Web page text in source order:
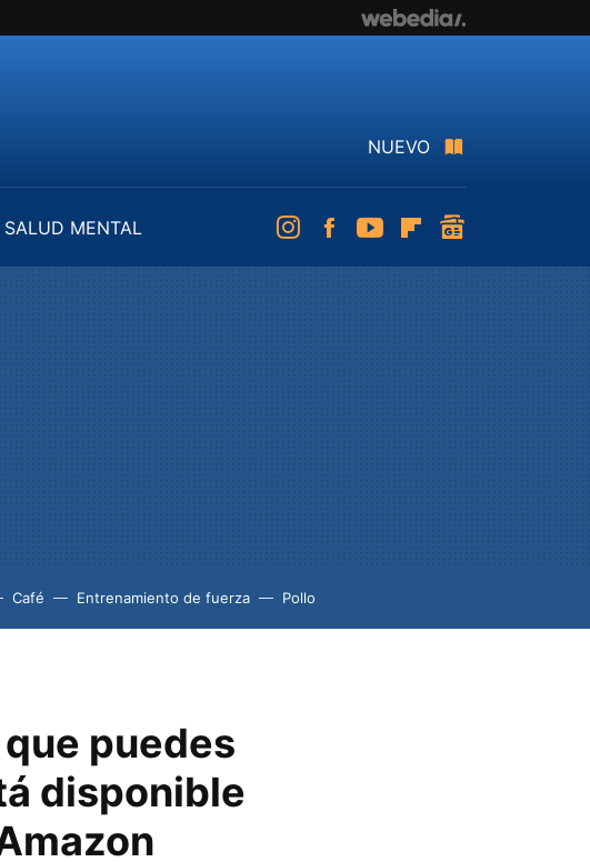
NUEVO
SALUD MENTAL
InstagramFacebookYoutubeFlipboard
Café Entrenamiento de fuerza Pollo
puedes
disponible